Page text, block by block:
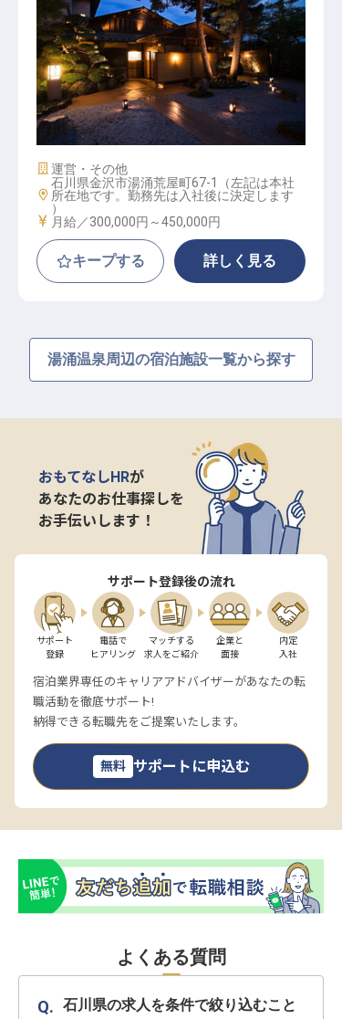
経営幹部・支配人候補（賞与年3回
／年休110日／単身寮あり）
施設業態
運営・その他
勤務地
石川県金沢市湯涌荒屋町67-1（左記は本社
所在地です。勤務先は入社後に決定します
）
給与
月給／300,000円～450,000円
キープする 詳しく見る
湯涌温泉周辺の宿泊施設一覧から探す
おもてなしHRが
あなたのお仕事探しを
お手伝いします！
サポート登録後の流れ
サポート
登録
電話で
ヒアリング
マッチする
求人をご紹介
企業と
面接
内定
入社
宿泊業界専任のキャリアアドバイザーがあなたの転
職活動を徹底サポート!
納得できる転職先をご提案いたします。
無料 サポートに申込む
よくある質問
石川県の求人を条件で絞り込むこと